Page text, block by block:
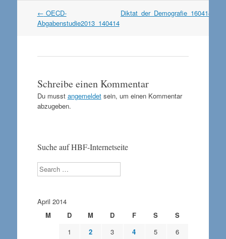
Artikel
Navigation
← OECD-
Abgabenstudie2013_140414
Diktat_der_Demografie_160414
Schreibe einen Kommentar
Du musst angemeldetsein, um einen Kommentar
abzugeben.
Suche auf HBF-Internetseite
Search
April 2014
M
D M D F S
S
1
2 3 4 5
6